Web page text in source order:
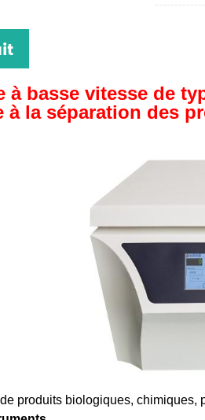
à basse vitesse de
à la séparation des
produits biologiques,